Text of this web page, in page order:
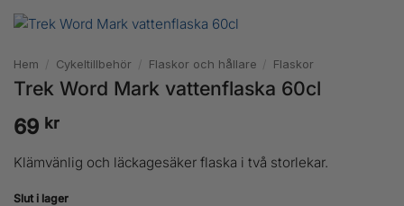
Hem / Cykeltillbehör / Flaskor och hållare / Flaskor
Trek Word Mark vattenflaska 60cl
69 kr
Klämvänlig och läckagesäker flaska i två storlekar.
Slut i lager